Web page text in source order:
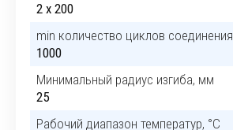
2 x 200
min количество циклов соединения
1000
Минимальный радиус изгиба, мм
25
Рабочий диапазон температур, °C